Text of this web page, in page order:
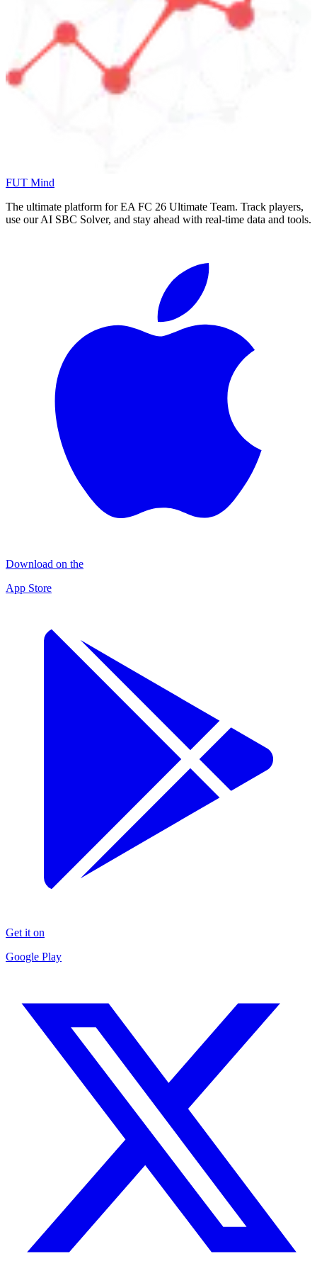
FUT Mind
The ultimate platform for EA FC 26 Ultimate Team. Track players,
use our AI SBC Solver, and stay ahead with real-time data and tools.
Download on the
App Store
Get it on
Google Play